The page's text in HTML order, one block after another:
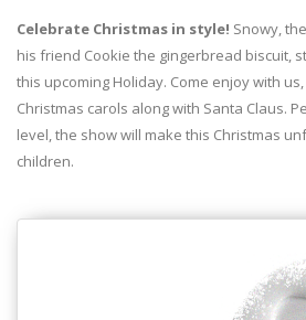
Celebrate Christmas in style! Snowy,
his friend Cookie the gingerbread biscuit,
this upcoming Holiday. Come enjoy with
Christmas carols along with Santa Claus.
level, the show will make this Christmas
children.